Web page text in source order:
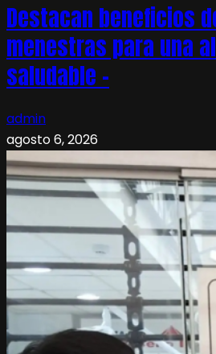
Destacan beneficios
menestras para una
saludable –
admin
agosto 6, 2026